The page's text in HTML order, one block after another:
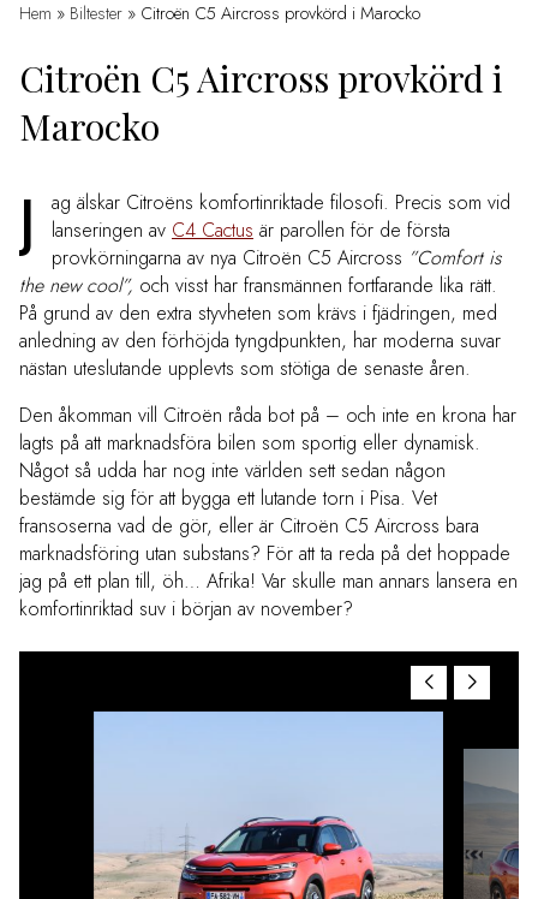
Hem » Biltester » Citroën C5 Aircross provkörd i Marocko
Citroën C5 Aircross provkörd i
Marocko
J
ag älskar Citroëns komfortinriktade filosofi. Precis som vid
lanseringen av C4 Cactus är parollen för de första
provkörningarna av nya Citroën C5 Aircross ”Comfort is
the new cool”, och visst har fransmännen fortfarande lika rätt.
På grund av den extra styvheten som krävs i fjädringen, med
anledning av den förhöjda tyngdpunkten, har moderna suvar
nästan uteslutande upplevts som stötiga de senaste åren.
Den åkomman vill Citroën råda bot på – och inte en krona har
lagts på att marknadsföra bilen som sportig eller dynamisk.
Något så udda har nog inte världen sett sedan någon
bestämde sig för att bygga ett lutande torn i Pisa. Vet
fransoserna vad de gör, eller är Citroën C5 Aircross bara
marknadsföring utan substans? För att ta reda på det hoppade
jag på ett plan till, öh… Afrika! Var skulle man annars lansera en
komfortinriktad suv i början av november?